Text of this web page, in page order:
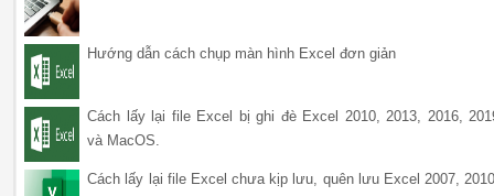
Hướng dẫn cách chụp màn hình Excel đơn giản
Cách lấy lại file Excel bị ghi đè Excel 2010, 2013, 2016,
và MacOS.
Cách lấy lại file Excel chưa kịp lưu, quên lưu Excel 2007,